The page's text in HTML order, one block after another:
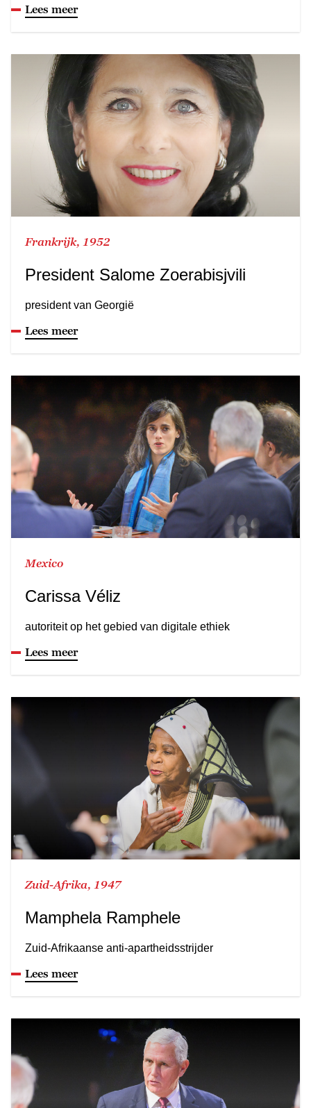
Lees meer
Frankrijk, 1952
President Salome Zoerabisjvili
president van Georgië
Lees meer
Mexico
Carissa Véliz
autoriteit op het gebied van digitale ethiek
Lees meer
Zuid-Afrika, 1947
Mamphela Ramphele
Zuid-Afrikaanse anti-apartheidsstrijder
Lees meer